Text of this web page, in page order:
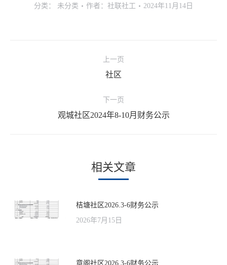
分类： 未分类 作者： 社联社工 2024年11月14日
上一页
上
文
章：
社区
下一页
下
章：
观城社区2024年8-10月财务公示
相关文章
桔塘社区2026.3-6财务公示
2026年7月15日
章阁社区2026.3-6财务公示